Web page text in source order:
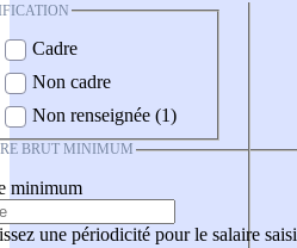
Cadre
Non cadre
Non renseignée (1)
BRUT MINIMUM
minimum
une périodicité pour le salaire saisi